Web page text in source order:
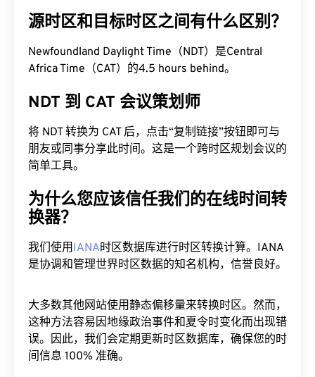
源时区和目标时区之间有什么区别？
Newfoundland Daylight Time（NDT）是Central
Africa Time（CAT）的4.5 hours behind。
NDT 到 CAT 会议策划师
将 NDT 转换为 CAT 后，点击“复制链接”按钮即可与
朋友或同事分享此时间。这是一个跨时区规划会议的
简单工具。
为什么您应该信任我们的在线时间转
换器？
我们使用IANA时区数据库进行时区转换计算。IANA
是协调和管理世界时区数据的知名机构，信誉良好。
大多数其他网站使用静态偏移量来转换时区。然而，
这种方法容易因地缘政治事件和夏令时变化而出现错
误。因此，我们会定期更新时区数据库，确保您的时
间信息 100% 准确。